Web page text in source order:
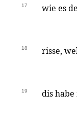
17 wie es
18 risse,
19 dis